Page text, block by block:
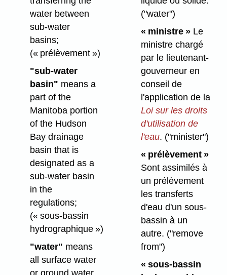
water between
sub-water
basins;
(« prélèvement »)
"sub-water
basin" means a
part of the
Manitoba portion
of the Hudson
Bay drainage
basin that is
designated as a
sub-water basin
in the
regulations;
(« sous-bassin
hydrographique »)
"water" means
all surface water
or ground water,
("water")
« ministre »Le
ministre chargé
par le lieutenant-
gouverneur en
conseil de
l'application de la
Loi sur les droits
d'utilisation de
l'eau. ("minister")
« prélèvement »
Sont assimilés à
un prélèvement
les transferts
d'eau d'un sous-
bassin à un
autre. ("remove
from")
« sous-bassin